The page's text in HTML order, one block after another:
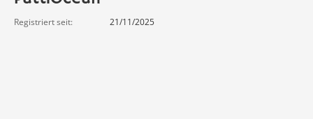
Registriert seit 21/11/2025